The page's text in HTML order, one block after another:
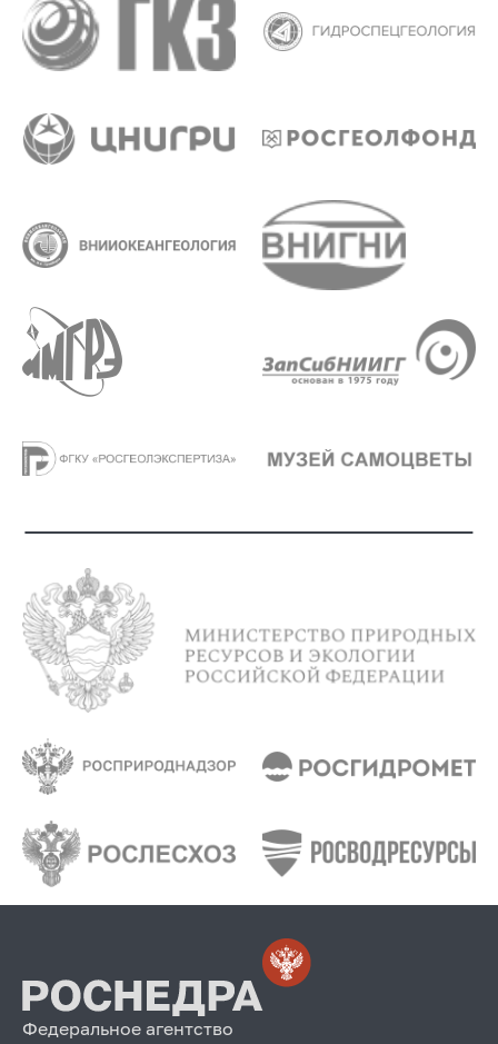
Федеральное агентство